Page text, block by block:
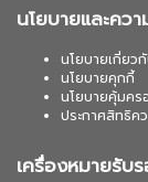
นโยบายและคว
นโยบายเกี่ยว
นโยบายคุกกี้
นโยบายคุ้มค
ประกาศสิทธิค
เครื่องหมายรับ